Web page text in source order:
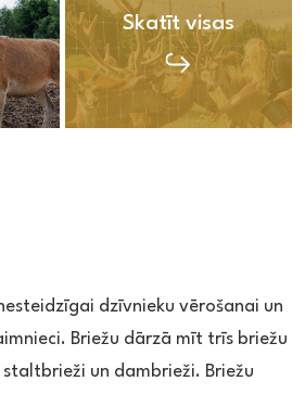
Skatīt visas
dzīvnieku vērošanai un
Briežu dārzā mīt trīs briežu
un dambrieži. Briežu